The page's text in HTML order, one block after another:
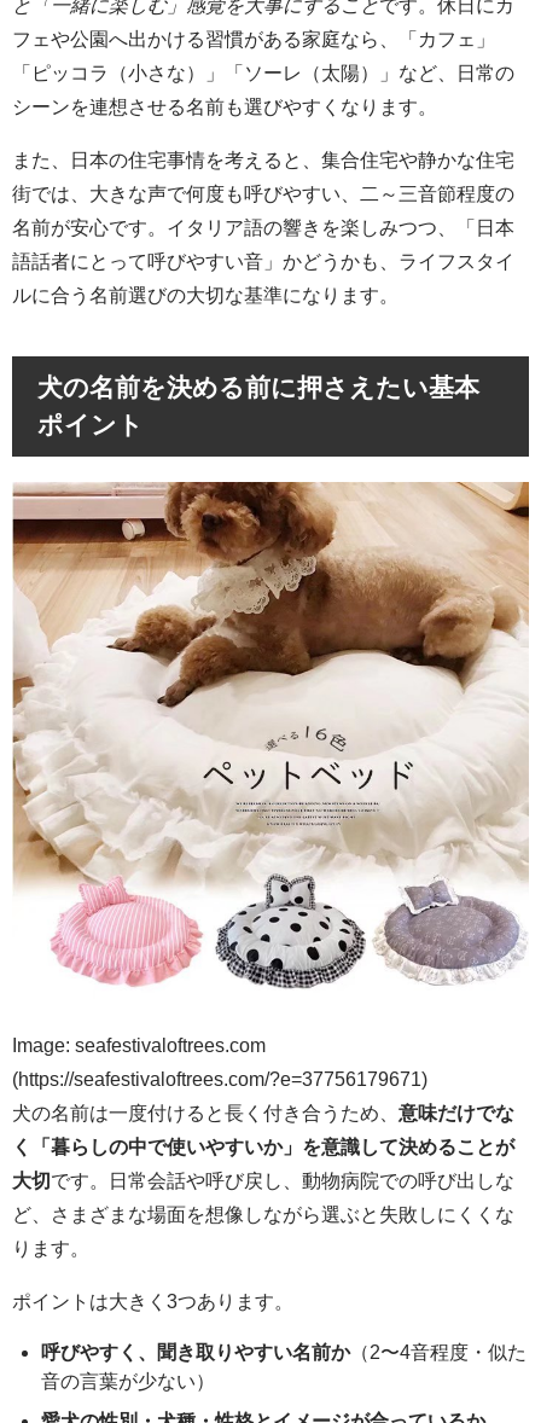
と「一緒に楽しむ」感覚を大事にすることです。休日にカ
フェや公園へ出かける習慣がある家庭なら、「カフェ」
「ピッコラ（小さな）」「ソーレ（太陽）」など、日常の
シーンを連想させる名前も選びやすくなります。
また、日本の住宅事情を考えると、集合住宅や静かな住宅
街では、大きな声で何度も呼びやすい、二～三音節程度の
名前が安心です。イタリア語の響きを楽しみつつ、「日本
語話者にとって呼びやすい音」かどうかも、ライフスタイ
ルに合う名前選びの大切な基準になります。
犬の名前を決める前に押さえたい基本
ポイント
Image: seafestivaloftrees.com
(https://seafestivaloftrees.com/?e=37756179671)
犬の名前は一度付けると長く付き合うため、 意味だけでな
く「暮らしの中で使いやすいか」を意識して決めることが
大切 です。日常会話や呼び戻し、動物病院での呼び出しな
ど、さまざまな場面を想像しながら選ぶと失敗しにくくな
ります。
ポイントは大きく3つあります。
呼びやすく、聞き取りやすい名前か（2〜4音程度・似た
音の言葉が少ない）